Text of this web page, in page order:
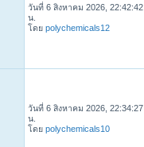
วันที่ 6 สิงหาคม 2026, 22:42:42
น.
โดยpolychemicals12
วันที่ 6 สิงหาคม 2026, 22:34:27
น.
โดยpolychemicals10